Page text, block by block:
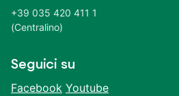
+39 035 420 411 1
(Centralino)
Seguici su
Facebook Youtube